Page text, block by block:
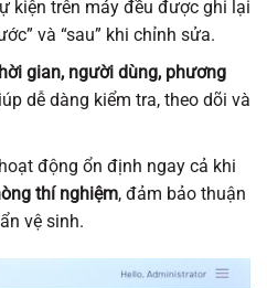
kiện trên máy đều được ghi lại
và “sau” khi chỉnh sửa.
gian, người dùng, phương
dễ dàng kiểm tra, theo dõi và
động ổn định ngay cả khi
thí nghiệm, đảm bảo thuận
vệ sinh.